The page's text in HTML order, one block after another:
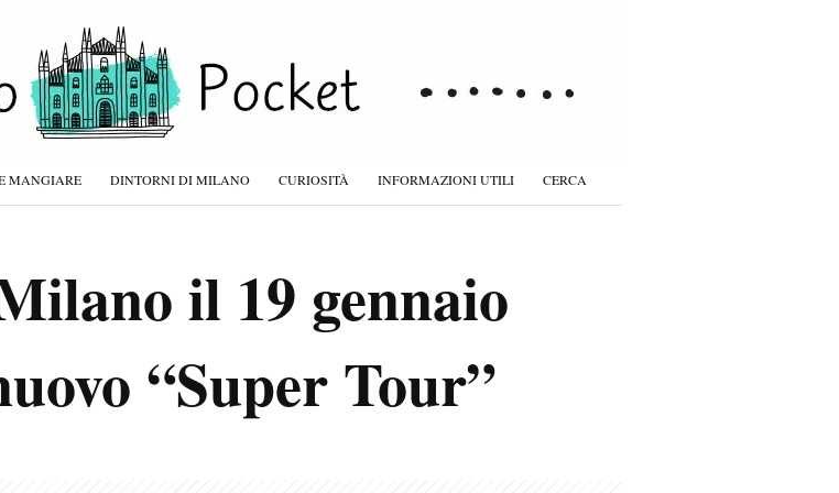
MANGIARE DINTORNI DI MILANO CURIOSITÀ INFORMAZIONI UTILI CERCA
il 19 gennaio
“Super Tour”